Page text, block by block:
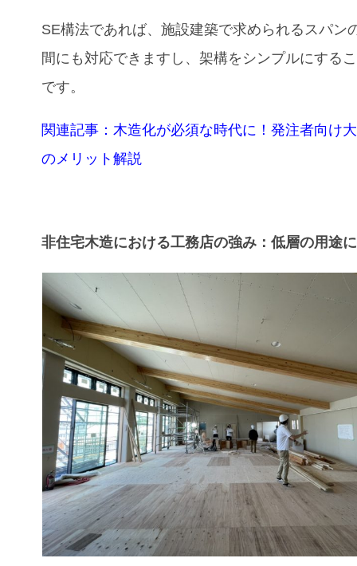
SE構法であれば、施設建築で求められるスパン
間にも対応できますし、架構をシンプルにする
です。
関連記事：木造化が必須な時代に！発注者向け
のメリット解説
非住宅木造における工務店の強み：低層の用途